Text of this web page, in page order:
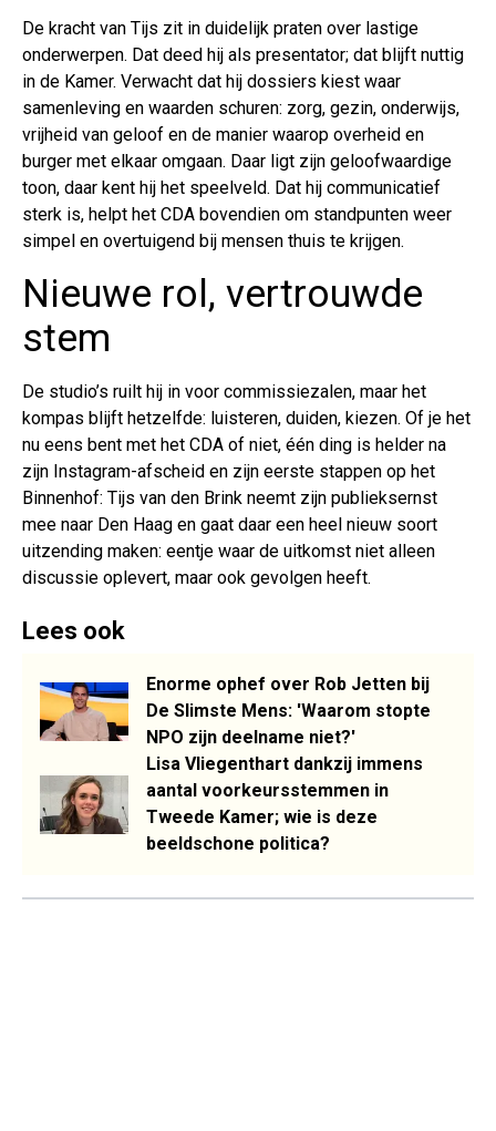
De kracht van Tijs zit in duidelijk praten over lastige
onderwerpen. Dat deed hij als presentator; dat blijft nuttig
in de Kamer. Verwacht dat hij dossiers kiest waar
samenleving en waarden schuren: zorg, gezin, onderwijs,
vrijheid van geloof en de manier waarop overheid en
burger met elkaar omgaan. Daar ligt zijn geloofwaardige
toon, daar kent hij het speelveld. Dat hij communicatief
sterk is, helpt het CDA bovendien om standpunten weer
simpel en overtuigend bij mensen thuis te krijgen.
Nieuwe rol, vertrouwde
stem
De studio’s ruilt hij in voor commissiezalen, maar het
kompas blijft hetzelfde: luisteren, duiden, kiezen. Of je het
nu eens bent met het CDA of niet, één ding is helder na
zijn Instagram-afscheid en zijn eerste stappen op het
Binnenhof: Tijs van den Brink neemt zijn publieksernst
mee naar Den Haag en gaat daar een heel nieuw soort
uitzending maken: eentje waar de uitkomst niet alleen
discussie oplevert, maar ook gevolgen heeft.
Lees ook
Enorme ophef over Rob Jetten bij
De Slimste Mens: 'Waarom stopte
NPO zijn deelname niet?'
Lisa Vliegenthart dankzij immens
aantal voorkeursstemmen in
Tweede Kamer; wie is deze
beeldschone politica?